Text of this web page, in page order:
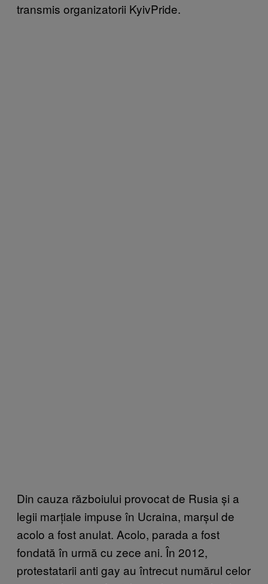
transmis organizatorii KyivPride.
Din cauza războiului provocat de Rusia și a
legii marțiale impuse în Ucraina, marșul de
acolo a fost anulat. Acolo, parada a fost
fondată în urmă cu zece ani. În 2012,
protestatarii anti gay au întrecut numărul celor